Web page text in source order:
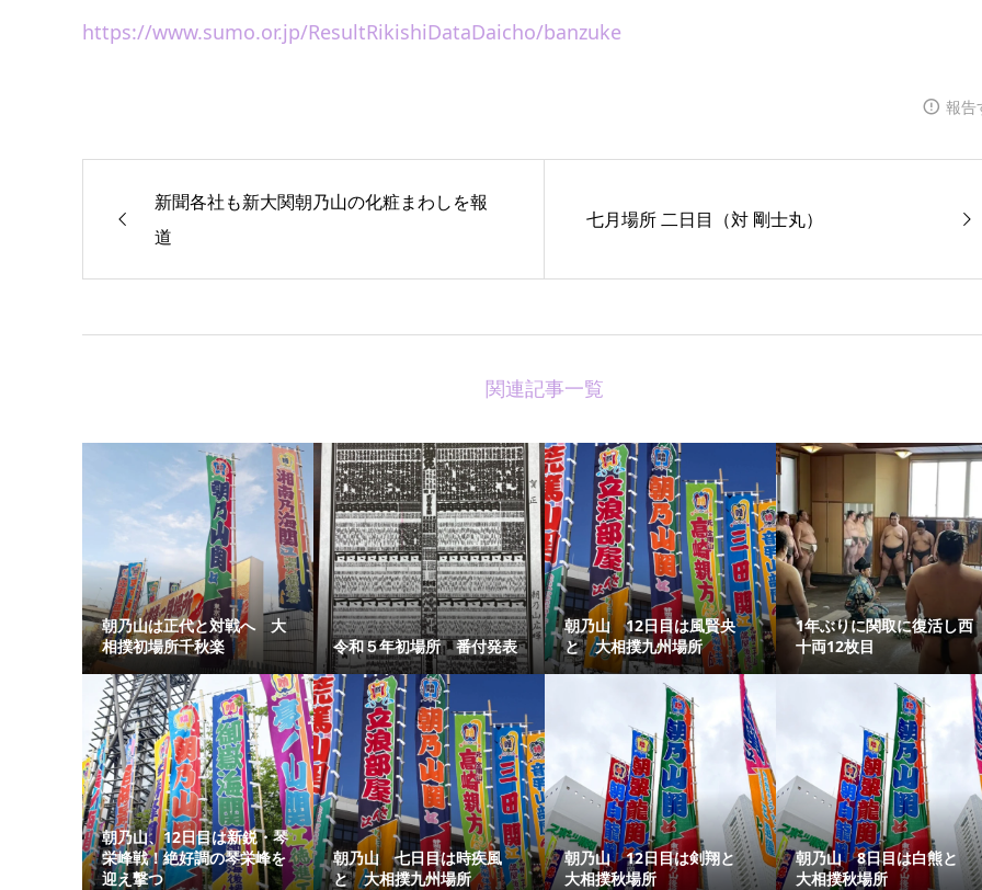
https://www.sumo.or.jp/ResultRikishiDataDaicho/banzuke
報告
新聞各社も新大関朝乃山の化粧まわしを報
道
七月場所 二日目（対 剛士丸）
関連記事一覧
朝乃山は正代と対戦へ 大
相撲初場所千秋楽
令和５年初場所 番付発表
朝乃山 12日目は風賢央
と 大相撲九州場所
1年ぶりに関取に復活し西
十両12枚目
朝乃山、12日目は新鋭・琴
栄峰戦！絶好調の琴栄峰を
迎え撃つ
朝乃山 七日目は時疾風
と 大相撲九州場所
朝乃山 12日目は剣翔と
大相撲秋場所
朝乃山 8日目は白熊と
大相撲秋場所